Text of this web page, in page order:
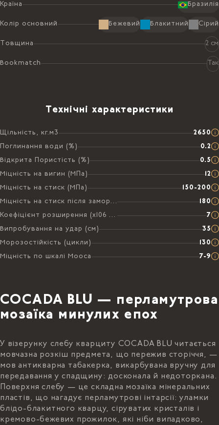
Країна Бразилія
Колір основний Бежевий Блакитний Сірий
Товщина 2 см
Bookmatch Так
Технічні характеристики
Щільність, кг.м3
2650
Поглинання води (%)
0.2
Відкрита Пористість (%)
0.5
Міцність на вигин (МПа)
12
Міцність на стиск (МПа)
150-200
Міцність на стиск після заморожування (МПа)
180
Коефіцієнт розширення (х106 на °C)
7
Випробування на удар (см)
35
Морозостійкість (цикли)
130
Міцність по шкалі Мооса
7-9
COCADA BLU — перламутрова
мозаїка минулих епох
У візерунку слебу кварциту COCADA BLU читається
мовчазна розкіш предмета, що пережив сторіччя, —
мов антикварна табакерка, викарбувана вручну для
передавання у спадщину: досконала й недоторкана.
Поверхня слебу — це складна мозаїка мінеральних
пластів, що нагадує перламутрові інтарсії: уламки
блідо-блакитного кварцу, сіруватих кристалів і
кремово-бежевих прожилок, які ніби випадково,